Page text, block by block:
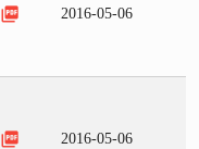
picture_as_pdf 2016-05-06
picture_as_pdf 2016-05-06